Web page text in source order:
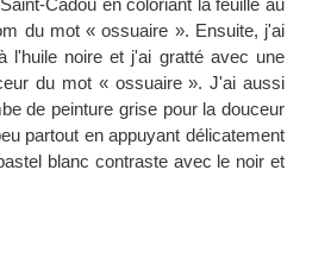
Cadou en coloriant la feuille au
du mot « ossuaire ». Ensuite, j'ai
l'huile noire et j'ai gratté avec une
du mot « ossuaire ». J'ai aussi
de peinture grise pour la douceur
partout en appuyant délicatement
blanc contraste avec le noir et